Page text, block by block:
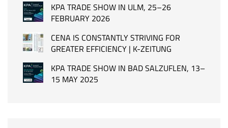
KPA TRADE SHOW IN ULM, 25–26
FEBRUARY 2026
CENA IS CONSTANTLY STRIVING FOR
GREATER EFFICIENCY | K-ZEITUNG
KPA TRADE SHOW IN BAD SALZUFLEN, 13–
15 MAY 2025